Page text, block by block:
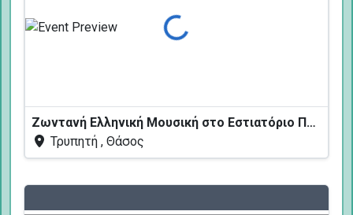
Ζωντανή Ελληνική Μουσική στο Εστιατόριο Πεύκων
Τρυπητή , Θάσος